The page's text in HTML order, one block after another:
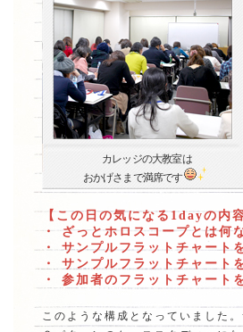
カレッジの大教室は
おかげさまで満席です
【この日の気になる1dayの内
・ ざっとホロスコープとは何
・ サンプルフラットチャート
・ サンプルフラットチャート
・ 参加者のフラットチャート
このような構成となっていました